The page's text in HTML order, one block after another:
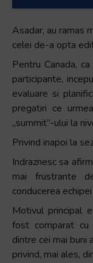
screen
press
"Ctrl
This
shortcut
activates
the
reader
help
you
navigate
and
interact
Asadar, au ramas
celei de-a opta
Pentru Canada,
participante,
evaluare si
pregatiri ce
„summit”-ului la
Privind inapoi la
Indraznesc sa
mai frustrante
conducerea
Motivul principal
fost comparat
dintre cei mai buni
privind, mai ales,